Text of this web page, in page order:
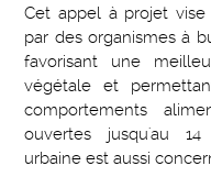
Cet appel à projet
par des organismes à
favorisant une
végétale et
comportements
ouvertes jusqu'au
urbaine est aussi